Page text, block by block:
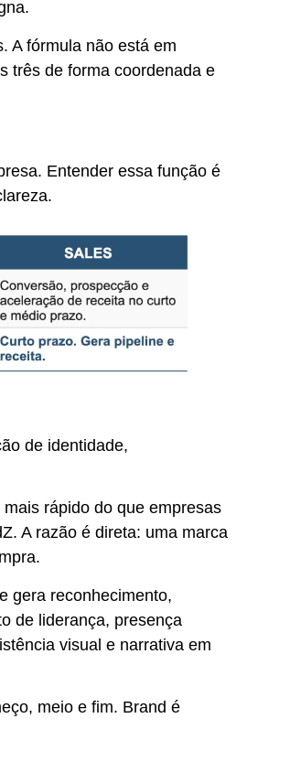
A fórmula não está em
três de forma coordenada e
Entender essa função é
de identidade,
rápido do que empresas
A razão é direta: uma marca
gera reconhecimento,
de liderança, presença
visual e narrativa em
meio e fim. Brand é